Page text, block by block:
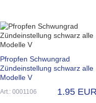
Pfropfen Schwungrad
Zündeinstellung schwarz alle
Modelle V
Art.: 0001106 1.95